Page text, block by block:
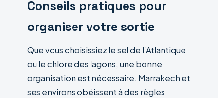
Conseils pratiques pour
organiser votre sortie
Que vous choisissiez le sel de l’Atlantique
ou le chlore des lagons, une bonne
organisation est nécessaire. Marrakech et
ses environs obéissent à des règles